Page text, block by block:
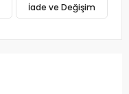
İade ve Değişim